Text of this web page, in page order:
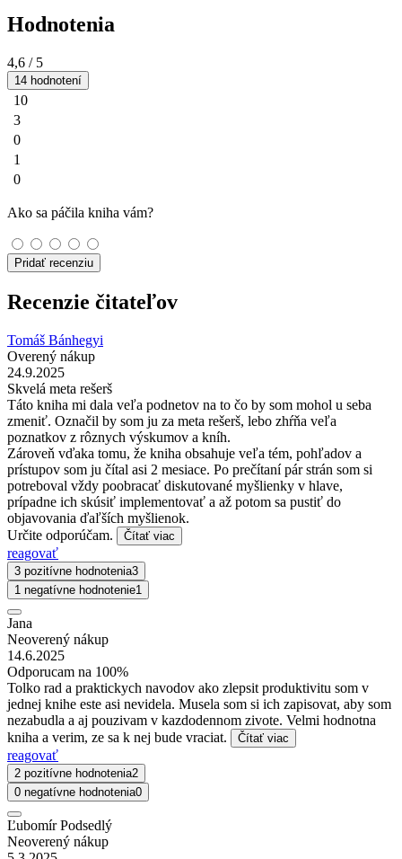
Hodnotenia
4,6 / 5
14 hodnotení
10
3
0
1
0
Ako sa páčila kniha vám?
Pridať recenziu
Recenzie čitateľov
Tomáš Bánhegyi
Overený nákup
24.9.2025
Skvelá meta rešerš
Táto kniha mi dala veľa podnetov na to čo by som mohol u seba
zmeniť. Označil by som ju za meta rešerš, lebo zhŕňa veľa
poznatkov z rôznych výskumov a kníh.
Zároveň vďaka tomu, že kniha obsahuje veľa tém, pohľadov a
prístupov som ju čítal asi 2 mesiace. Po prečítaní pár strán som si
potreboval vždy poobracať diskutované myšlienky v hlave,
prípadne ich skúsiť implementovať a až potom sa pustiť do
objavovania ďaľších myšlienok.
Určite odporúčam.
Čítať viac
reagovať
3 pozitívne hodnotenia3
1 negatívne hodnotenie1
Jana
Neoverený nákup
14.6.2025
Odporucam na 100%
Tolko rad a praktickych navodov ako zlepsit produktivitu som v
jednej knihe este asi nevidela. Musela som si ich zapisovat, aby som
nezabudla a aj pouzivam v kazdodennom zivote. Velmi hodnotna
kniha a verim, ze sa k nej bude vraciat.
Čítať viac
reagovať
2 pozitívne hodnotenia2
0 negatívne hodnotenia0
Ľubomír Podsedlý
Neoverený nákup